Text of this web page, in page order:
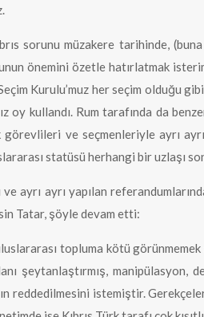
sorunu müzakere tarihinde,
önemini özetle hatırlatmak
Kurulu’muz her seçim olduğu
oy kullandı. Rum tarafında da
görevlileri ve seçmenleriyle ayrı
statüsü herhangi bir uzlaşı
ve ayrı ayrı yapılan
Tatar, şöyle devam etti:
topluma kötü
şeytanlaştırmış,
reddedilmesini istemiştir.